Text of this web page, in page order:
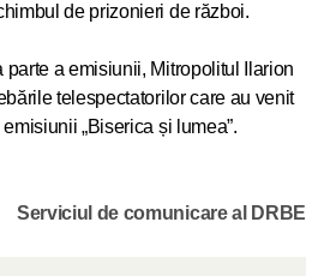
de prizonieri de război.
parte a emisiunii, Mitropolitul Ilarion
telespectatorilor care au venit
„Biserica și lumea”.
Serviciul de comunicare al DRBE